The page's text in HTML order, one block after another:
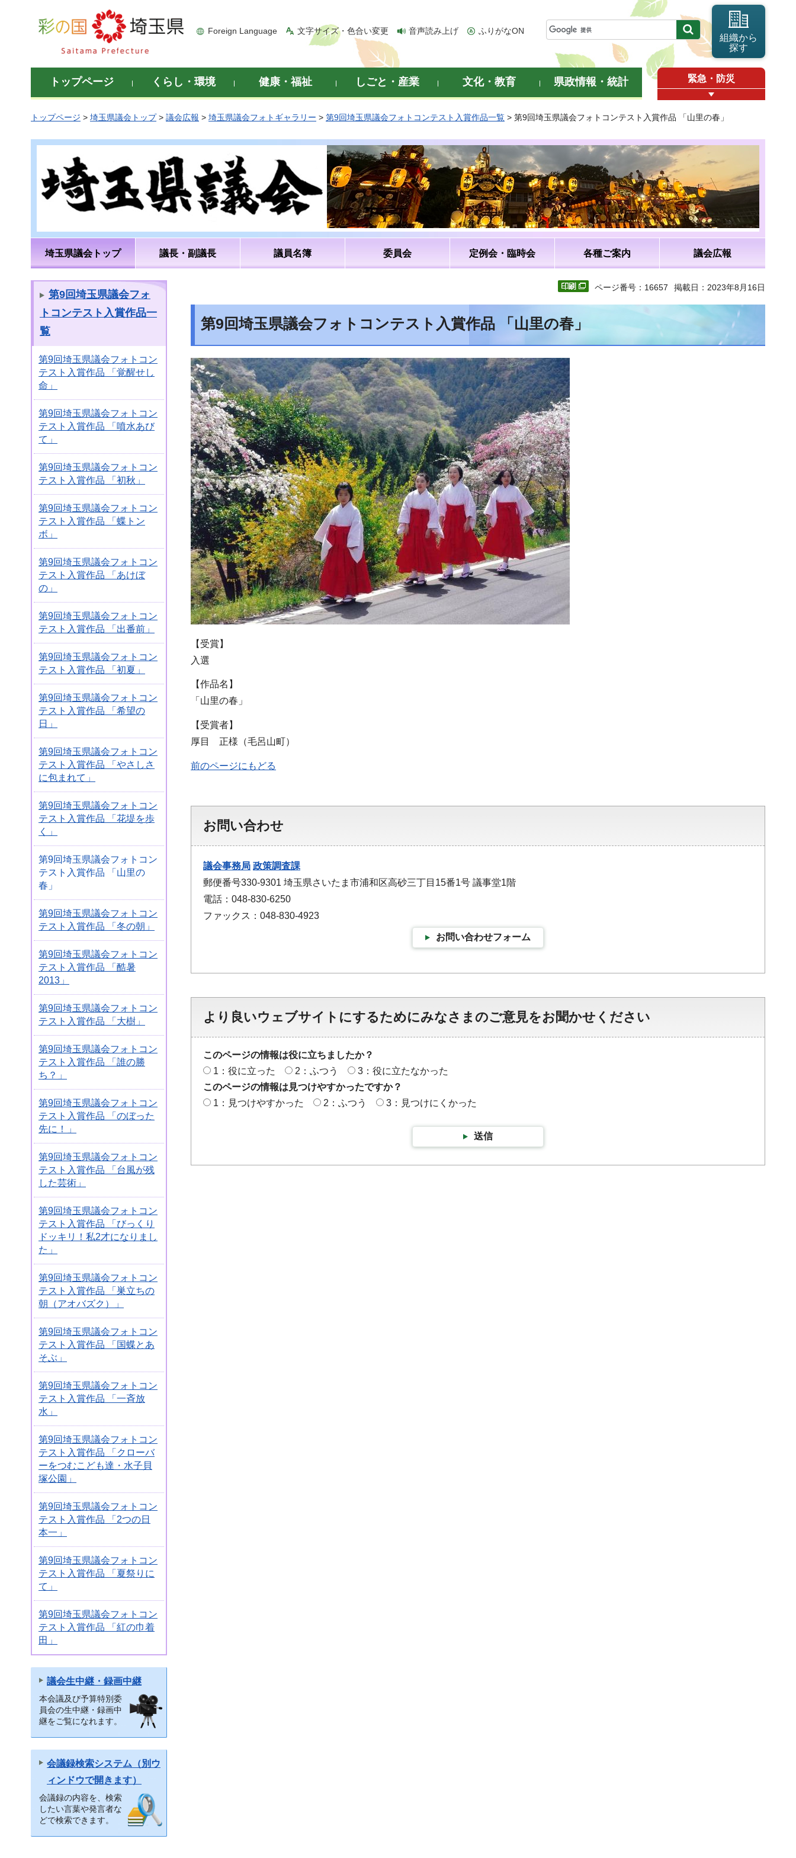
彩の国 埼玉県
Foreign Language 文字サイズ・色合い変更 音声読み上げ ふりがなON
組織から
探す
トップページ くらし・環境 健康・福祉 しごと・産業 文化・教育 県政情報・統計 緊急・防災
トップページ > 埼玉県議会トップ> 議会広報 > 埼玉県議会フォトギャラリー > 第9回埼玉県議会フォトコンテスト入賞作品一覧 > 第9回埼玉県議会フォトコンテスト入賞作品 「山里の春」
埼玉県議会トップ 議長・副議長 議員名簿 委員会 定例会・臨時会 各種ご案内 議会広報
第9回埼玉県議会フォ
トコンテスト入賞作品一
覧
第9回埼玉県議会フォトコン
テスト入賞作品 「覚醒せし
命」
第9回埼玉県議会フォトコン
テスト入賞作品 「噴水あび
て」
第9回埼玉県議会フォトコン
テスト入賞作品 「初秋」
第9回埼玉県議会フォトコン
テスト入賞作品 「蝶トン
ボ」
第9回埼玉県議会フォトコン
テスト入賞作品 「あけぼ
の」
第9回埼玉県議会フォトコン
テスト入賞作品 「出番前」
第9回埼玉県議会フォトコン
テスト入賞作品 「初夏」
第9回埼玉県議会フォトコン
テスト入賞作品 「希望の
日」
第9回埼玉県議会フォトコン
テスト入賞作品 「やさしさ
に包まれて」
第9回埼玉県議会フォトコン
テスト入賞作品 「花堤を歩
く」
第9回埼玉県議会フォトコン
テスト入賞作品 「山里の
春」
第9回埼玉県議会フォトコン
テスト入賞作品 「冬の朝」
第9回埼玉県議会フォトコン
テスト入賞作品 「酷暑
2013」
第9回埼玉県議会フォトコン
テスト入賞作品 「大樹」
第9回埼玉県議会フォトコン
テスト入賞作品 「誰の勝
ち？」
第9回埼玉県議会フォトコン
テスト入賞作品 「のぼった
先に！」
第9回埼玉県議会フォトコン
テスト入賞作品 「台風が残
した芸術」
第9回埼玉県議会フォトコン
テスト入賞作品 「びっくり
ドッキリ！私2才になりまし
た」
第9回埼玉県議会フォトコン
テスト入賞作品 「巣立ちの
朝（アオバズク）」
第9回埼玉県議会フォトコン
テスト入賞作品 「国蝶とあ
そぶ」
第9回埼玉県議会フォトコン
テスト入賞作品 「一斉放
水」
第9回埼玉県議会フォトコン
テスト入賞作品 「クローバ
ーをつむこども達・水子貝
塚公園」
第9回埼玉県議会フォトコン
テスト入賞作品 「2つの日
本一」
第9回埼玉県議会フォトコン
テスト入賞作品 「夏祭りに
て」
第9回埼玉県議会フォトコン
テスト入賞作品 「紅の巾着
田」
議会生中継・録画中継
本会議及び予算特別委
員会の生中継・録画中
継をご覧になれます。
会議録検索システム（別ウ
ィンドウで開きます）
会議録の内容を、検索
したい言葉や発言者な
どで検索できます。
ページ番号：16657 掲載日：2023年8月16日
第9回埼玉県議会フォトコンテスト入賞作品 「山里の春」
【受賞】
入選
【作品名】
「山里の春」
【受賞者】
厚目 正様（毛呂山町）
前のページにもどる
お問い合わせ
議会事務局 政策調査課
郵便番号330-9301 埼玉県さいたま市浦和区高砂三丁目15番1号 議事堂1階
電話：048-830-6250
ファックス：048-830-4923
お問い合わせフォーム
より良いウェブサイトにするためにみなさまのご意見をお聞かせください
このページの情報は役に立ちましたか？
1：役に立った
2：ふつう
3：役に立たなかった
このページの情報は見つけやすかったですか？
1：見つけやすかった
2：ふつう 3：見つけにくかった
送信